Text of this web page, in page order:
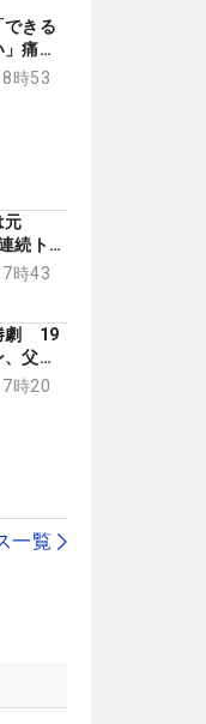
きる
痛恨
時53
元
続トッ
時43
劇 19
父と
語時20
一覧